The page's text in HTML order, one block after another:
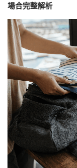
場合完整解析